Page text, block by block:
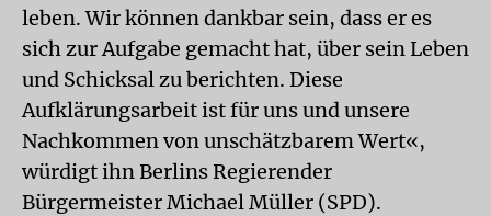
leben. Wir können dankbar sein, dass er es
sich zur Aufgabe gemacht hat, über sein Leben
und Schicksal zu berichten. Diese
Aufklärungsarbeit ist für uns und unsere
Nachkommen von unschätzbarem Wert«,
würdigt ihn Berlins Regierender
Bürgermeister Michael Müller (SPD).